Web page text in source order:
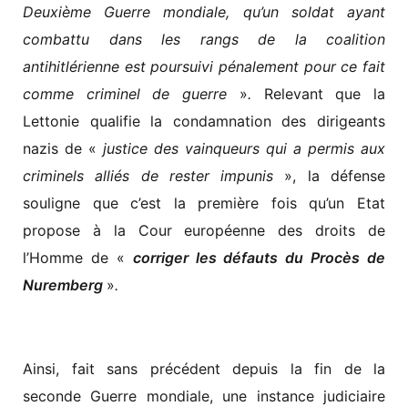
Deuxième Guerre mondiale, qu’un soldat ayant
combattu dans les rangs de la coalition
antihitlérienne est poursuivi pénalement pour ce fait
comme criminel de guerre ». Relevant que la
Lettonie qualifie la condamnation des dirigeants
nazis de « justice des vainqueurs qui a permis aux
criminels alliés de rester impunis », la défense
souligne que c’est la première fois qu’un Etat
propose à la Cour européenne des droits de
l’Homme de « corriger les défauts du Procès de
Nuremberg ».
Ainsi, fait sans précédent depuis la fin de la
seconde Guerre mondiale, une instance judiciaire